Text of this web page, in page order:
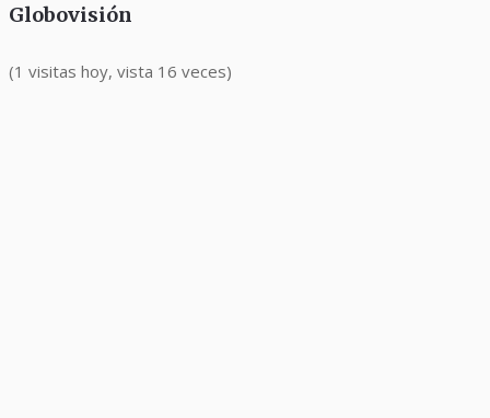
Globovisión
(1 visitas hoy, vista 16 veces)